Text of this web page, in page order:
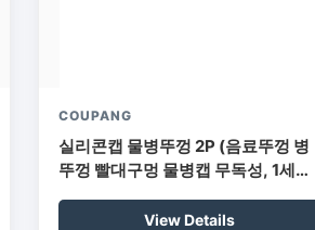
COUPANG
실리콘캡 물병뚜껑 2P (음료뚜껑 병
뚜껑 빨대구멍 물병캡 무독성, 1세트,
View Details